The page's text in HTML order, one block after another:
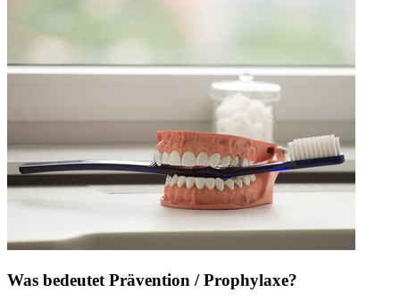
Was bedeutet Prävention / Prophylaxe?